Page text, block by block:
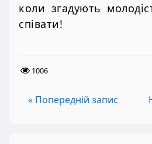
коли згадують
співати!
1006
« Попередній запис